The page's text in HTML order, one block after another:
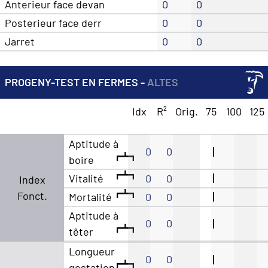
Anterieur face devan 0
0
Posterieur face derr
0
0
Jarret
0 0
PROGENY-TEST EN FERMES - ALTES
Idx R² Orig. 75 100 125
Index
Fonct.
Aptitude à
boire
0 0
Vitalité 0
0
Mortalité
0
0
Aptitude à
têter
0 0
Longueur
0 0